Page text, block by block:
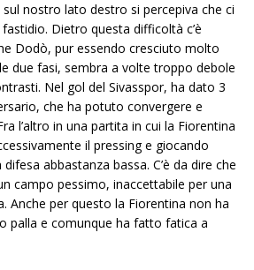
nostro lato destro si percepiva che ci
Dietro questa difficoltà c’è
Dodò, pur essendo cresciuto molto
due fasi, sembra a volte troppo debole
Nel gol del Sivasspor, ha dato 3
che ha potuto convergere e
l’altro in una partita in cui la Fiorentina
il pressing e giocando
abbastanza bassa. C’è da dire che
campo pessimo, inaccettabile per una
Anche per questo la Fiorentina non ha
palla e comunque ha fatto fatica a